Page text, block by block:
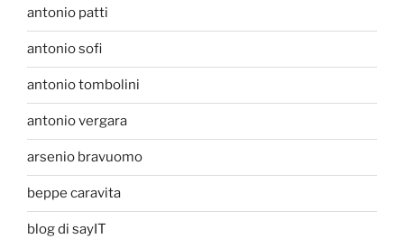
antonio patti
antonio sofi
antonio tombolini
antonio vergara
arsenio bravuomo
beppe caravita
blog di sayIT